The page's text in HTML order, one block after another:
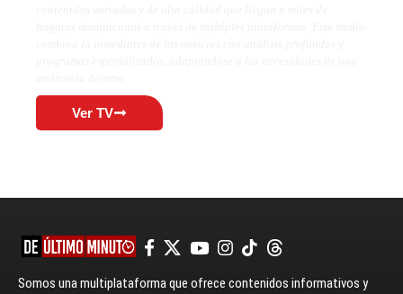
Ver TV
Somos una multiplataforma que ofrece contenidos informativos y